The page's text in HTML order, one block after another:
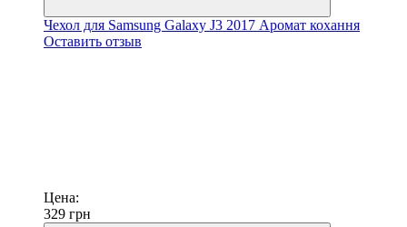
Чехол для Samsung Galaxy J3 2017 Аромат кохання
Оставить отзыв
Цена:
329 грн